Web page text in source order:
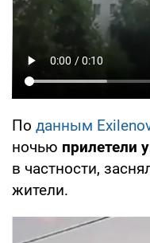
По данным
ночью прилетели
в частности,
жители.